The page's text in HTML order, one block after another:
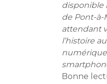
disponible
de Pont-à-
attendant
l’histoire
Bonne